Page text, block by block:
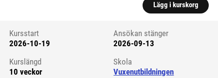
Lägg i kurskorg
Kursstart 6326748
Kursstart
2026-10-19
Ansökan stänger
2026-09-13
Kurslängd
10 veckor
Skola
Vuxenutbildningen